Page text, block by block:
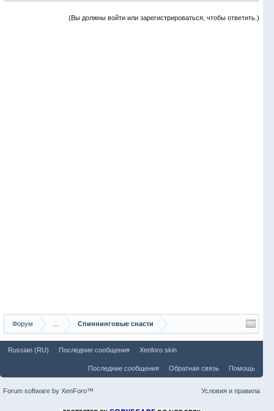
(Вы должны войти или зарегистрироваться, чтобы ответить.)
Форум Спиннинговые снасти
Russian (RU) Последние сообщения Xenforo skin
Последние сообщения Обратная связь Помощь
Условия и правила
Forum software by XenForo™